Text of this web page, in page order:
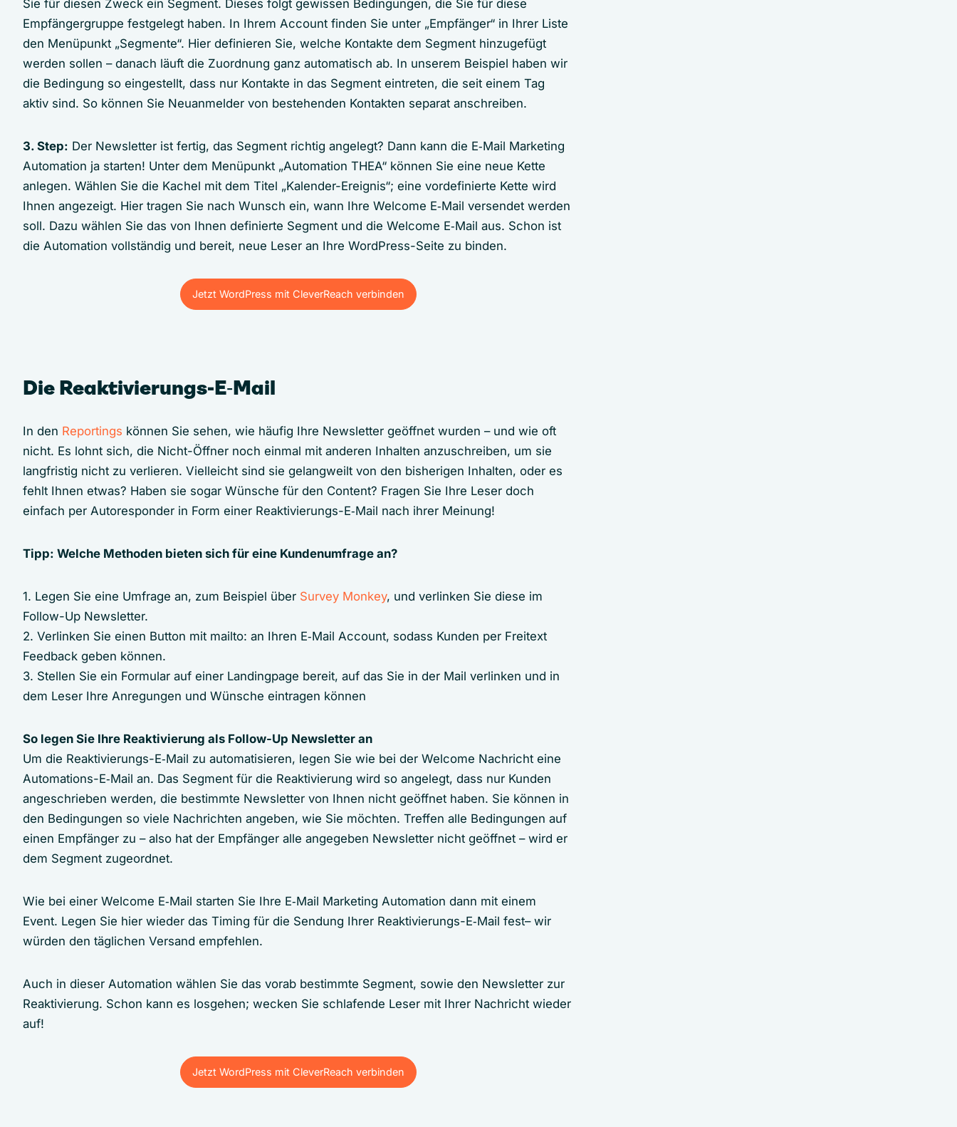
Sie für diesen Zweck ein Segment. Dieses folgt gewissen Bedingungen, die Sie für diese
Empfängergruppe festgelegt haben. In Ihrem Account finden Sie unter „Empfänger“ in Ihrer Liste
den Menüpunkt „Segmente“. Hier definieren Sie, welche Kontakte dem Segment hinzugefügt
werden sollen – danach läuft die Zuordnung ganz automatisch ab. In unserem Beispiel haben wir
die Bedingung so eingestellt, dass nur Kontakte in das Segment eintreten, die seit einem Tag
aktiv sind. So können Sie Neuanmelder von bestehenden Kontakten separat anschreiben.
3. Step: Der Newsletter ist fertig, das Segment richtig angelegt? Dann kann die E‑Mail Marketing
Automation ja starten! Unter dem Menüpunkt „Automation THEA“ können Sie eine neue Kette
anlegen. Wählen Sie die Kachel mit dem Titel „Kalender-Ereignis“; eine vordefinierte Kette wird
Ihnen angezeigt. Hier tragen Sie nach Wunsch ein, wann Ihre Welcome E‑Mail versendet werden
soll. Dazu wählen Sie das von Ihnen definierte Segment und die Welcome E‑Mail aus. Schon ist
die Automation vollständig und bereit, neue Leser an Ihre WordPress-Seite zu binden.
Jetzt WordPress mit CleverReach verbinden
Jetzt WordPress mit CleverReach verbinden
Die Reaktivierungs-E‑Mail
In den Reportings können Sie sehen, wie häufig Ihre Newsletter geöffnet wurden – und wie oft
nicht. Es lohnt sich, die Nicht-Öffner noch einmal mit anderen Inhalten anzuschreiben, um sie
langfristig nicht zu verlieren. Vielleicht sind sie gelangweilt von den bisherigen Inhalten, oder es
fehlt Ihnen etwas? Haben sie sogar Wünsche für den Content? Fragen Sie Ihre Leser doch
einfach per Autoresponder in Form einer Reaktivierungs-E‑Mail nach ihrer Meinung!
Tipp: Welche Methoden bieten sich für eine Kundenumfrage an?
1. Legen Sie eine Umfrage an, zum Beispiel über Survey Monkey, und verlinken Sie diese im
Follow-Up Newsletter.
2. Verlinken Sie einen Button mit mailto: an Ihren E‑Mail Account, sodass Kunden per Freitext
Feedback geben können.
3. Stellen Sie ein Formular auf einer Landingpage bereit, auf das Sie in der Mail verlinken und in
dem Leser Ihre Anregungen und Wünsche eintragen können
So legen Sie Ihre Reaktivierung als Follow-Up Newsletter an
Um die Reaktivierungs-E‑Mail zu automatisieren, legen Sie wie bei der Welcome Nachricht eine
Automations-E‑Mail an. Das Segment für die Reaktivierung wird so angelegt, dass nur Kunden
angeschrieben werden, die bestimmte Newsletter von Ihnen nicht geöffnet haben. Sie können in
den Bedingungen so viele Nachrichten angeben, wie Sie möchten. Treffen alle Bedingungen auf
einen Empfänger zu – also hat der Empfänger alle angegeben Newsletter nicht geöffnet – wird er
dem Segment zugeordnet.
Wie bei einer Welcome E‑Mail starten Sie Ihre E‑Mail Marketing Automation dann mit einem
Event. Legen Sie hier wieder das Timing für die Sendung Ihrer Reaktivierungs-E‑Mail fest– wir
würden den täglichen Versand empfehlen.
Auch in dieser Automation wählen Sie das vorab bestimmte Segment, sowie den Newsletter zur
Reaktivierung. Schon kann es losgehen; wecken Sie schlafende Leser mit Ihrer Nachricht wieder
auf!
Jetzt WordPress mit CleverReach verbinden
Jetzt WordPress mit CleverReach verbinden